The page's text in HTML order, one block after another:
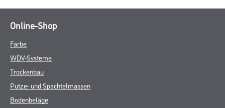
Online-Shop
Farbe
WDV-Systeme
Trockenbau
Putze- und Spachtelmassen
Bodenbeläge